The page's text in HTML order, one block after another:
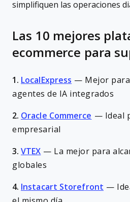
simplifiquen las operaciones
Las 10 mejores
ecommerce para
1. LocalExpress — Mejor
agentes de IA integrados
2. Oracle Commerce — Ideal
empresarial
3. VTEX — La mejor para
globales
4. Instacart Storefront —